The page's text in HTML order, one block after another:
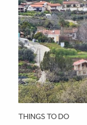
THINGS TO DO